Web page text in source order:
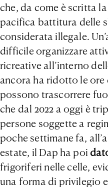
che, da come è scritta
pacifica battitura delle
considerata illegale.
difficile organizzare
ricreative all’interno
ancora ha ridotto le ore
possono trascorrere
che dal 2022 a oggi è
persone soggette a
poche settimane fa,
estate, il Dap ha poi
frigoriferi nelle celle,
una forma di privilegio